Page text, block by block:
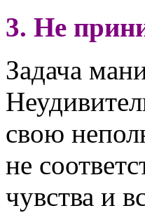
3. Не
Задача
свою
не
чувства и